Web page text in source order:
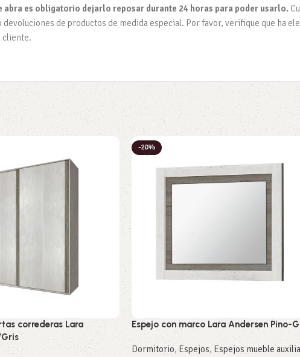
es obligatorio dejarlo reposar durante 24 horas para poder usarlo.
de productos de medida especial. Por favor, verifique que ha
cliente.
correderas Lara
-20%
Espejo con marco Lara Andersen Pino-
Dormitorio,Espejos, Espejos mueble